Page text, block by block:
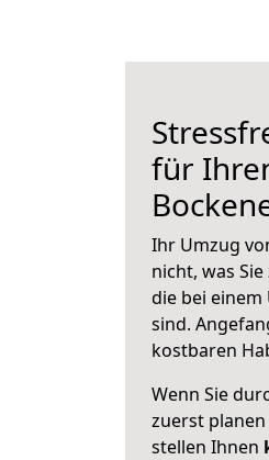
für
Ihr Umzug
nicht, was
die bei
sind.
kostbaren
Wenn Sie
zuerst
stellen Ihnen